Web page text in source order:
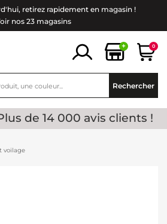
retirez rapidement en magasin !
nos 23 magasins
+ 0
Rechercher
Plus de 14 000 avis clients !
voilage